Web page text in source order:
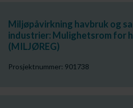
Miljøpåvirkning havbruk og
industrier: Mulighetsrom for
(MILJØREG)
Prosjektnummer: 901738